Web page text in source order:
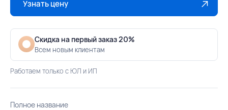
Узнать цену
Скидка на первый заказ 20%
Всем новым клиентам
Работаем только с ЮЛ и ИП
Полное название